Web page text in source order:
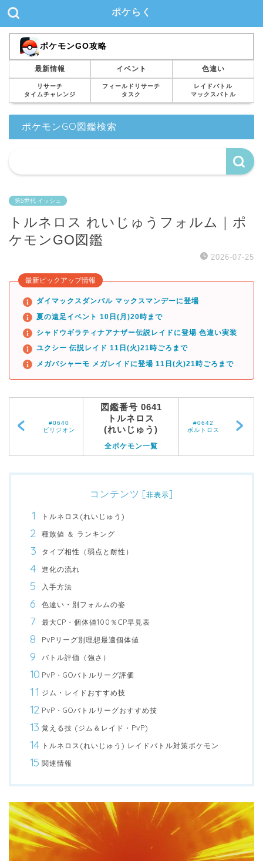
ポケらく
ポケモンGO攻略
最新情報 イベント 色違い
リサーチ
タイムチャレンジ
フィールドリサーチ
タスク
レイドバトル
マックスバトル
ポケモンGO図鑑検索
第5世代 イッシュ
トルネロス れいじゅうフォルム｜ポ
ケモンGO図鑑
2026-07-25
最新ピックアップ情報
ダイマックスダンバル マックスマンデーに登場
夏の遠足イベント 10日(月)20時まで
シャドウギラティナアナザー伝説レイドに登場 色違い実装
ユクシー 伝説レイド 11日(火)21時ごろまで
メガバシャーモ メガレイドに登場 11日(火)21時ごろまで
#0640
ビリジオン
図鑑番号 0641
トルネロス
(れいじゅう)
全ポケモン一覧
#0642
ボルトロス
コンテンツ [非表示]
トルネロス(れいじゅう)
種族値 ＆ ランキング
タイプ相性（弱点と耐性）
進化の流れ
入手方法
色違い・別フォルムの姿
最大CP・個体値100％CP早見表
PvPリーグ別理想最適個体値
バトル評価（強さ）
PvP・GOバトルリーグ評価
ジム・レイドおすすめ技
PvP・GOバトルリーグおすすめ技
覚える技 (ジム＆レイド・PvP)
トルネロス(れいじゅう) レイドバトル対策ポケモン
関連情報